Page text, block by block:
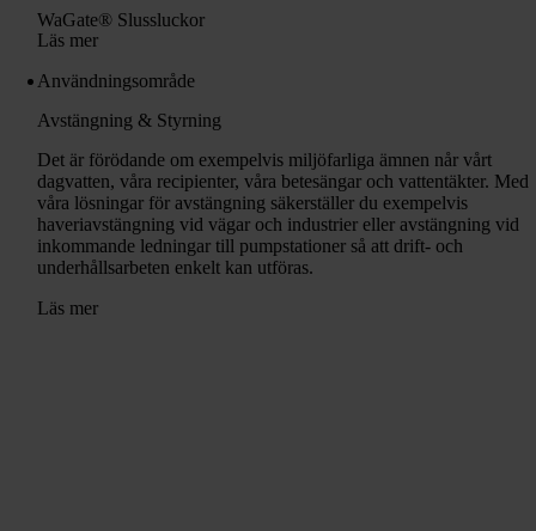
WaGate® Slussluckor
Läs mer
Användningsområde
Avstängning & Styrning
Det är förödande om exempelvis miljöfarliga ämnen når vårt
dagvatten, våra recipienter, våra betesängar och vattentäkter. Med
våra lösningar för avstängning säkerställer du exempelvis
haveriavstängning vid vägar och industrier eller avstängning vid
inkommande ledningar till pumpstationer så att drift- och
underhållsarbeten enkelt kan utföras.
Läs mer